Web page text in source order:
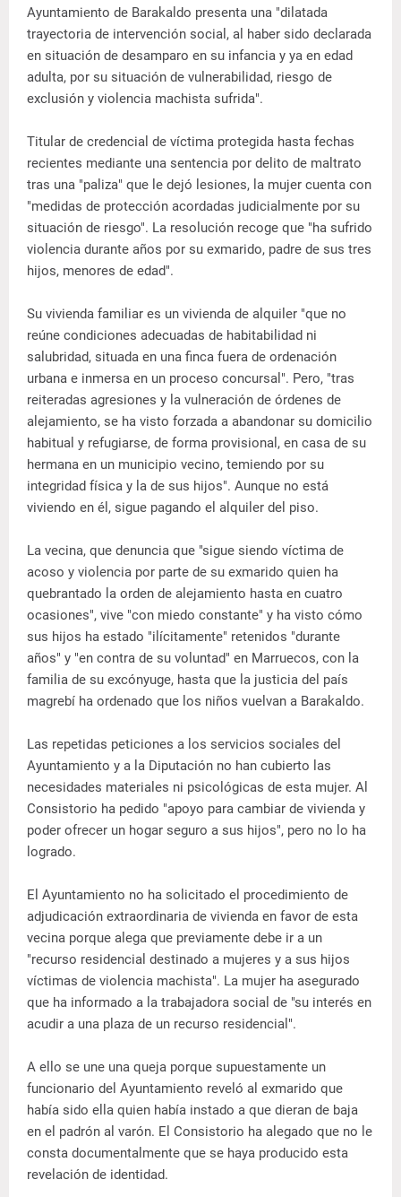
Ayuntamiento de Barakaldo presenta una "dilatada
trayectoria de intervención social, al haber sido declarada
en situación de desamparo en su infancia y ya en edad
adulta, por su situación de vulnerabilidad, riesgo de
exclusión y violencia machista sufrida".
Titular de credencial de víctima protegida hasta fechas
recientes mediante una sentencia por delito de maltrato
tras una "paliza" que le dejó lesiones, la mujer cuenta con
"medidas de protección acordadas judicialmente por su
situación de riesgo". La resolución recoge que "ha sufrido
violencia durante años por su exmarido, padre de sus tres
hijos, menores de edad".
Su vivienda familiar es un vivienda de alquiler "que no
reúne condiciones adecuadas de habitabilidad ni
salubridad, situada en una finca fuera de ordenación
urbana e inmersa en un proceso concursal". Pero, "tras
reiteradas agresiones y la vulneración de órdenes de
alejamiento, se ha visto forzada a abandonar su domicilio
habitual y refugiarse, de forma provisional, en casa de su
hermana en un municipio vecino, temiendo por su
integridad física y la de sus hijos". Aunque no está
viviendo en él, sigue pagando el alquiler del piso.
La vecina, que denuncia que "sigue siendo víctima de
acoso y violencia por parte de su exmarido quien ha
quebrantado la orden de alejamiento hasta en cuatro
ocasiones", vive "con miedo constante" y ha visto cómo
sus hijos ha estado "ilícitamente" retenidos "durante
años" y "en contra de su voluntad" en Marruecos, con la
familia de su excónyuge, hasta que la justicia del país
magrebí ha ordenado que los niños vuelvan a Barakaldo.
Las repetidas peticiones a los servicios sociales del
Ayuntamiento y a la Diputación no han cubierto las
necesidades materiales ni psicológicas de esta mujer. Al
Consistorio ha pedido "apoyo para cambiar de vivienda y
poder ofrecer un hogar seguro a sus hijos", pero no lo ha
logrado.
El Ayuntamiento no ha solicitado el procedimiento de
adjudicación extraordinaria de vivienda en favor de esta
vecina porque alega que previamente debe ir a un
"recurso residencial destinado a mujeres y a sus hijos
víctimas de violencia machista". La mujer ha asegurado
que ha informado a la trabajadora social de "su interés en
acudir a una plaza de un recurso residencial".
A ello se une una queja porque supuestamente un
funcionario del Ayuntamiento reveló al exmarido que
había sido ella quien había instado a que dieran de baja
en el padrón al varón. El Consistorio ha alegado que no le
consta documentalmente que se haya producido esta
revelación de identidad.